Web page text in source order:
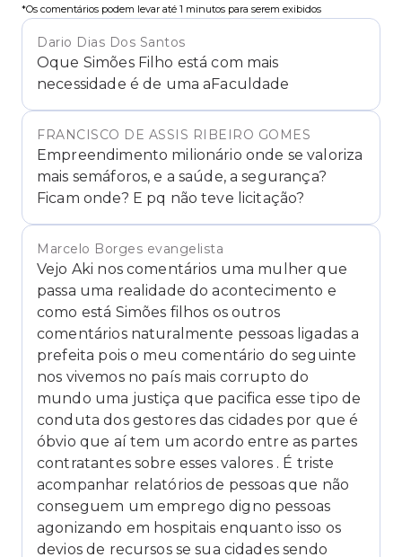
*Os comentários podem levar até 1 minutos para serem exibidos
Dario Dias Dos Santos
Oque Simões Filho está com mais
necessidade é de uma aFaculdade
FRANCISCO DE ASSIS RIBEIRO GOMES
Empreendimento milionário onde se valoriza
mais semáforos, e a saúde, a segurança?
Ficam onde? E pq não teve licitação?
Marcelo Borges evangelista
Vejo Aki nos comentários uma mulher que
passa uma realidade do acontecimento e
como está Simões filhos os outros
comentários naturalmente pessoas ligadas a
prefeita pois o meu comentário do seguinte
nos vivemos no país mais corrupto do
mundo uma justiça que pacifica esse tipo de
conduta dos gestores das cidades por que é
óbvio que aí tem um acordo entre as partes
contratantes sobre esses valores . É triste
acompanhar relatórios de pessoas que não
conseguem um emprego digno pessoas
agonizando em hospitais enquanto isso os
devios de recursos se sua cidades sendo